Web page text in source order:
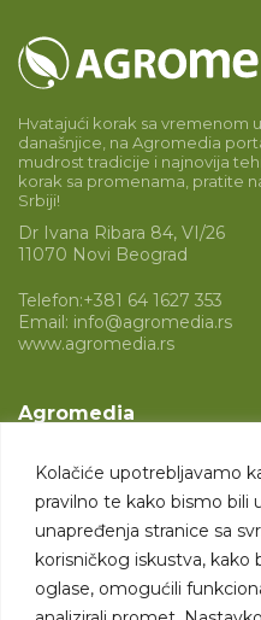
Kolačiće upotrebljavamo
pravilno te kako bismo bili
unapređenja stranice sa
korisničkog iskustva, kako
oglase, omogućili
Hvatajući korak sa vremenom
današnjice, na Agromedia
mudrost tradicije i najnovija
korak sa promenama, pratite
Srbiji!
Dr Ivana Ribara 84, VI/26
11070 Novi Beograd
Telefon:+381 64 1627 353
Email: info@agromedia.rs
www.agromedia.rs
Agromedia
Svet poljoprivrede
Marketing usluge
Tražimo saradnike